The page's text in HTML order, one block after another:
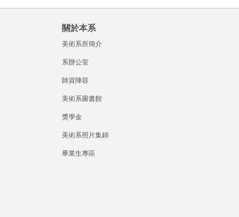
關於本系
美術系所簡介
系辦公室
師資陣容
美術系圖書館
獎學金
美術系照片集錦
畢業生專區